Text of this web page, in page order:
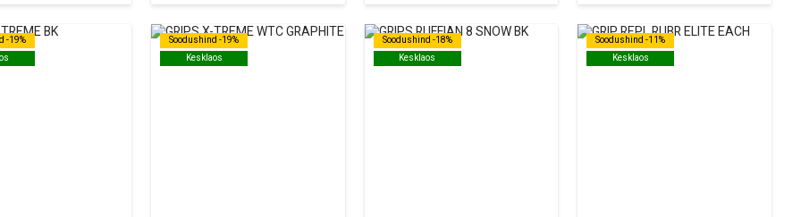
-19%
-19%
Soodushind -19%
Kesklaos
Soodushind -19%
Kesklaos
Soodushind -18%
Kesklaos
Soodushind -18%
Kesklaos
Soodushind -11%
Kesklaos
Soodushind -11%
Kesklaos